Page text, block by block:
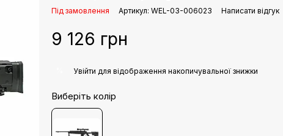
Під замовлення Артикул: WEL-03-006023 Написати відгук
9 126 грн
Увійти для відображення накопичувальної знижки
Виберіть колір